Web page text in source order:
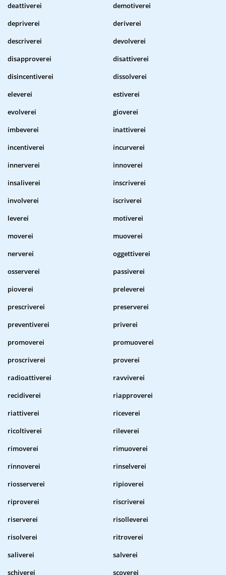
deattiverei
demotiverei
depriverei
deriverei
descriverei
devolverei
disapproverei
disattiverei
disincentiverei
dissolverei
eleverei
estiverei
evolverei
gioverei
imbeverei
inattiverei
incentiverei
incurverei
innerverei
innoverei
insaliverei
inscriverei
involverei
iscriverei
leverei
motiverei
moverei
muoverei
nerverei
oggettiverei
osserverei
passiverei
pioverei
preleverei
prescriverei
preserverei
preventiverei
priverei
promoverei
promuoverei
proscriverei
proverei
radioattiverei
ravviverei
recidiverei
riapproverei
riattiverei
riceverei
ricoltiverei
rileverei
rimoverei
rimuoverei
rinnoverei
rinselverei
riosserverei
ripioverei
riproverei
riscriverei
riserverei
risolleverei
risolverei
ritroverei
saliverei
salverei
schiverei
scoverei